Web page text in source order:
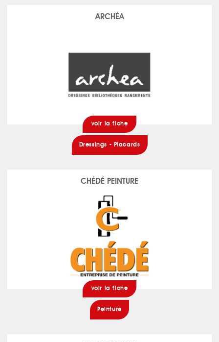
ARCHÉA
voir la fiche
Dressings - Placards
CHÉDÉ PEINTURE
voir la fiche
Peinture